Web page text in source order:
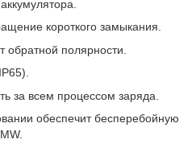
короткого замыкания.
обратной полярности.
за всем процессом заряда.
обеспечит бесперебойную